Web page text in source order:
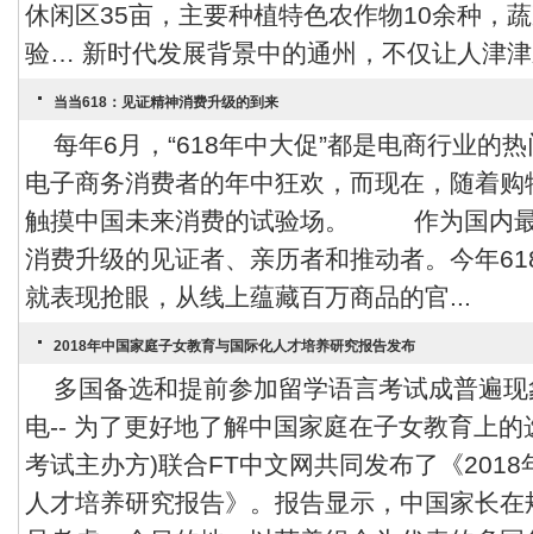
休闲区35亩，主要种植特色农作物10余种，
验… 新时代发展背景中的通州，不仅让人津
当当618：见证精神消费升级的到来
每年6月，“618年中大促”都是电商行业的
电子商务消费者的年中狂欢，而现在，随着
触摸中国未来消费的试验场。 作为国内最
消费升级的见证者、亲历者和推动者。今年
就表现抢眼，从线上蕴藏百万商品的官...
2018年中国家庭子女教育与国际化人才培养研究报告发布
多国备选和提前参加留学语言考试成普
电-- 为了更好地了解中国家庭在子女教育上
考试主办方)联合FT中文网共同发布了《2018
人才培养研究报告》。报告显示，中国家长